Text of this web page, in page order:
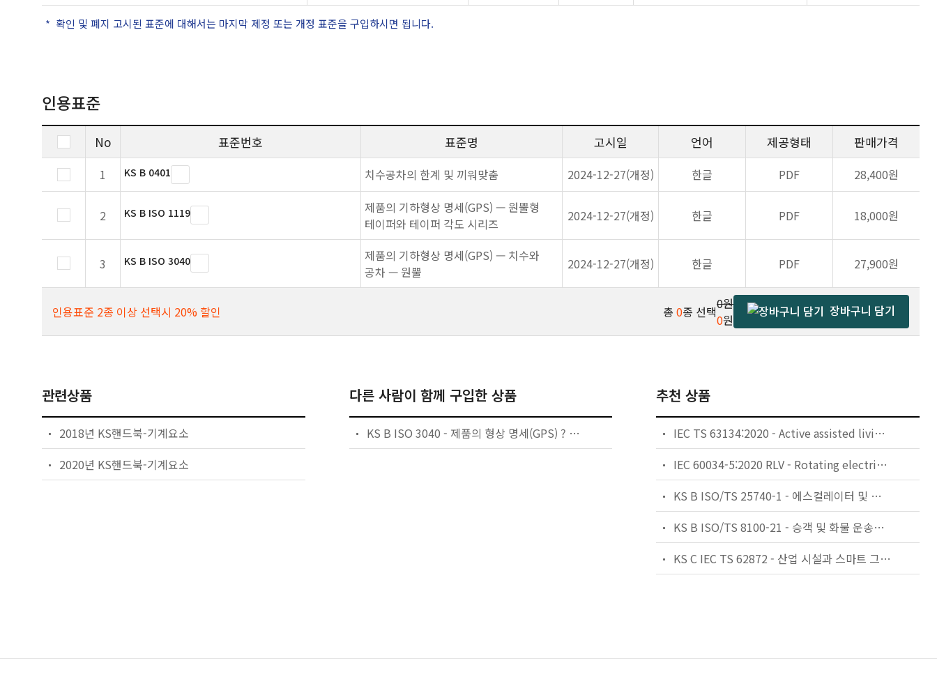
확인 및 폐지 고시된 표준에 대해서는 마지막 제정 또는 개정 표준을 구입하시면 됩니다.
인용표준
No 표준번호 표준명 고시일 언어 제공형태 판매가격
1 KS B 0401 치수공차의 한계 및 끼워맞춤 2024-12-27(개정) 한글 PDF 28,400원
2 KS B ISO 1119
제품의 기하형상 명세(GPS) — 원뿔형
테이퍼와 테이퍼 각도 시리즈
2024-12-27(개정) 한글 PDF 18,000원
3 KS B ISO 3040
제품의 기하형상 명세(GPS) — 치수와
공차 — 원뿔
2024-12-27(개정) 한글 PDF 27,900원
인용표준 2종 이상 선택시 20% 할인 총 0종 선택0원
0원
장바구니 담기
관련상품
2018년 KS핸드북-기계요소
2020년 KS핸드북-기계요소
다른 사람이 함께 구입한 상품
KS B ISO 3040 - 제품의 형상 명세(GPS) ? 치수 및 공차 표시 ? 원뿔
추천 상품
IEC TS 63134:2020 - Active assisted living (AAL) use cases
IEC 60034-5:2020 RLV - Rotating electrical machines - Part 5: Degrees of protection provided by the integral design of rotating electrical machines (IP code) - Classification
KS B ISO/TS 25740-1 - 에스컬레이터 및 무빙워크에 대한 안전요건 — 제1부: 세계공통 필수 안전요건(GESRs)
KS B ISO/TS 8100-21 - 승객 및 화물 운송용 엘리베이터 —제21부: 세계공통 필수안전요건(GESRs)을 충족하는 세계공통 안전 파라미터(GSPs)
KS C IEC TS 62872 - 산업 시설과 스마트 그리드 사이의 산업 공정 측정, 제어 및 자동화 시스템 인터페이스